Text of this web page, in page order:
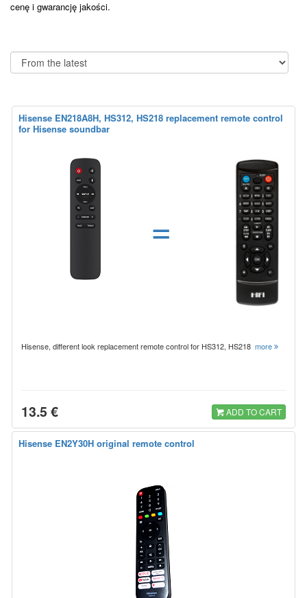
cenę i gwarancję jakości.
Hisense EN218A8H, HS312, HS218 replacement remote control
for Hisense soundbar
=
Hisense, different look replacement remote control for HS312, HS218 more
13.5 € ADD TO CART
Hisense EN2Y30H original remote control